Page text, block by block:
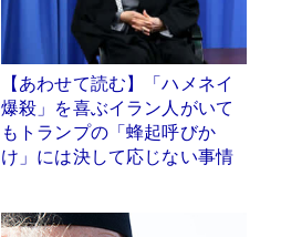
【あわせて読む】「ハメネイ
爆殺」を喜ぶイラン人がいて
もトランプの「蜂起呼びか
け」には決して応じない事情